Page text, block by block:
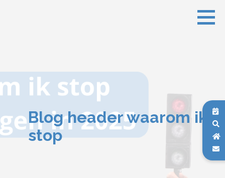
Blog header waarom ik
stop